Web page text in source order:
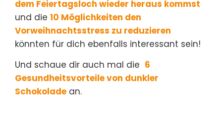
dem Feiertagsloch wieder heraus kommst
und die 10 Möglichkeiten den
Vorweihnachtsstress zu reduzieren
könnten für dich ebenfalls interessant sein!
Und schaue dir auch mal die 6
Gesundheitsvorteile von dunkler
Schokolade an.